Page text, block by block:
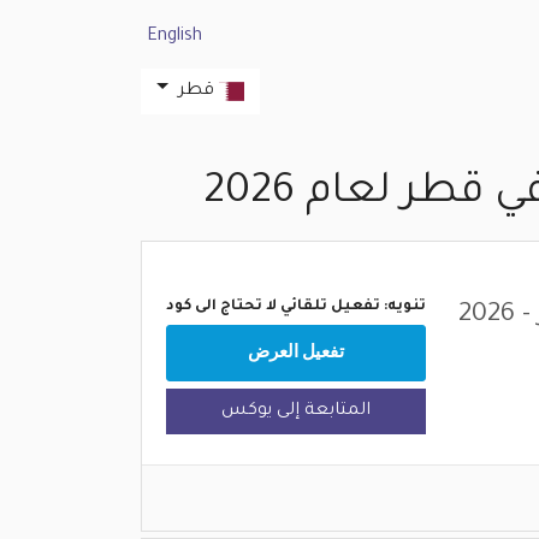
English
قطر
لعام 2026
تنويه: تفعيل تلقائي لا تحتاج الى كود
تفعيل العرض
المتابعة إلى يوكس